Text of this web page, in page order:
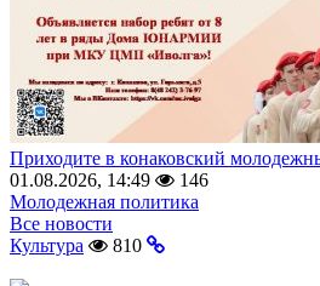
Приходите в конаковский
01.08.2026, 14:49
146
Молодежная политика
Все новости
Культура
810